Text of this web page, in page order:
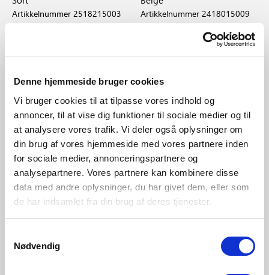
Denne hjemmeside bruger cookies
Vi bruger cookies til at tilpasse vores indhold og
annoncer, til at vise dig funktioner til sociale medier og til
at analysere vores trafik. Vi deler også oplysninger om
din brug af vores hjemmeside med vores partnere inden
for sociale medier, annonceringspartnere og
analysepartnere. Vores partnere kan kombinere disse
data med andre oplysninger, du har givet dem, eller som
de har indsamlet fra din brug af deres tjenester.
Nødvendig
Artikkelnummer 2518215003 Artikkelnummer 2418015009
Nyhet